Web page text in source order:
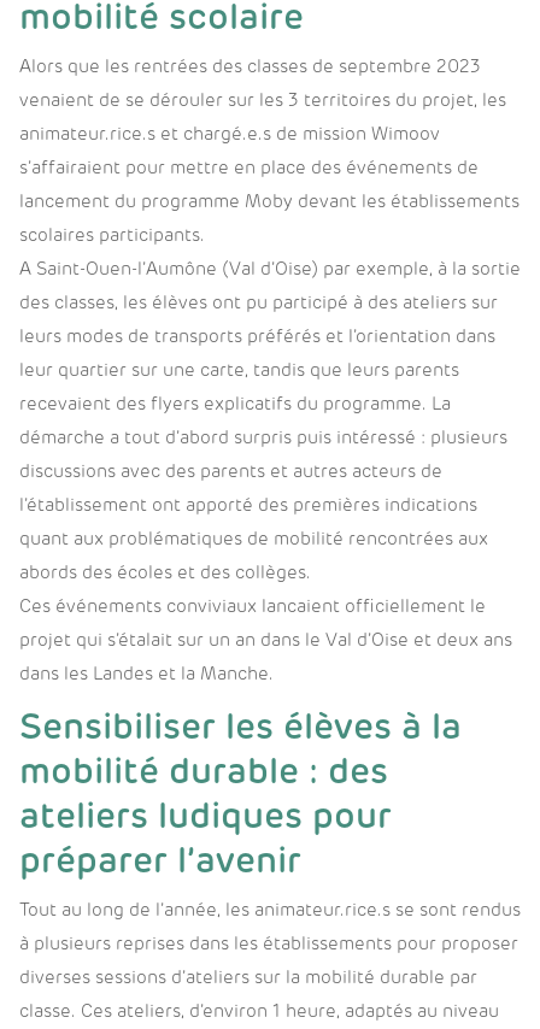
mobilité scolaire
Alors que les rentrées des classes de septembre 2023
venaient de se dérouler sur les 3 territoires du projet, les
animateur.rice.s et chargé.e.s de mission Wimoov
s’affairaient pour mettre en place des événements de
lancement du programme Moby devant les établissements
scolaires participants.
A Saint-Ouen-l’Aumône (Val d’Oise) par exemple, à la sortie
des classes, les élèves ont pu participé à des ateliers sur
leurs modes de transports préférés et l’orientation dans
leur quartier sur une carte, tandis que leurs parents
recevaient des flyers explicatifs du programme. La
démarche a tout d’abord surpris puis intéressé : plusieurs
discussions avec des parents et autres acteurs de
l’établissement ont apporté des premières indications
quant aux problématiques de mobilité rencontrées aux
abords des écoles et des collèges.
Ces événements conviviaux lancaient officiellement le
projet qui s’étalait sur un an dans le Val d’Oise et deux ans
dans les Landes et la Manche.
Sensibiliser les élèves à la
mobilité durable : des
ateliers ludiques pour
préparer l’avenir
Tout au long de l’année, les animateur.rice.s se sont rendus
à plusieurs reprises dans les établissements pour proposer
diverses sessions d’ateliers sur la mobilité durable par
classe. Ces ateliers, d’environ 1 heure, adaptés au niveau